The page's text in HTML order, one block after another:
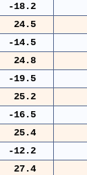
-18.2
24.5
-14.5
24.8
-19.5
25.2
-16.5
25.4
-12.2
27.4